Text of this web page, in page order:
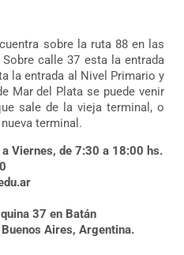
sobre la ruta 88 en las
calle 37 esta la entrada
la entrada al Nivel Primario y
Mar del Plata se puede venir
sale de la vieja terminal, o
terminal.
a Viernes, de 7:30 a 18:00 hs.
37 en Batán
Aires, Argentina.